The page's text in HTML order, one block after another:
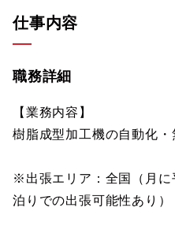
仕事内容
職務詳細
【業務内容】
樹脂成型加工機の自動化・
※出張エリア：全国（月に
泊りでの出張可能性あり）